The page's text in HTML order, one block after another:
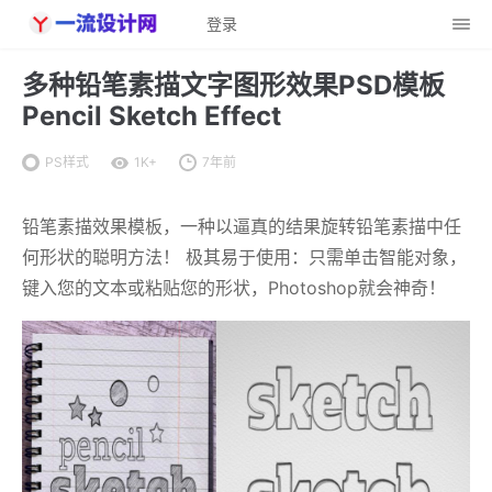
登录
多种铅笔素描文字图形效果PSD模板
Pencil Sketch Effect
PS样式 1K+ 7年前
铅笔素描效果模板，一种以逼真的结果旋转铅笔素描中任
何形状的聪明方法！ 极其易于使用：只需单击智能对象，
键入您的文本或粘贴您的形状，Photoshop就会神奇！